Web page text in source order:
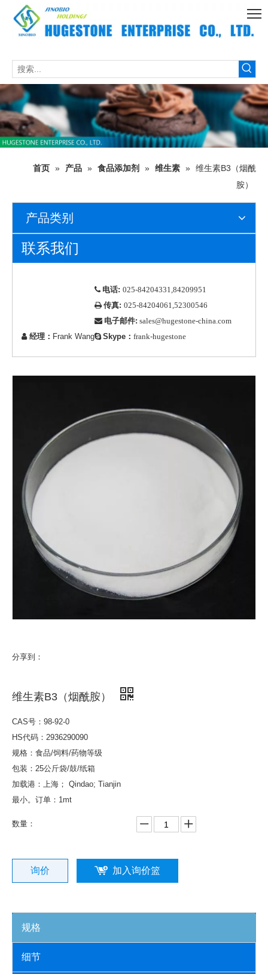
首页 » 产品 » 食品添加剂 » 维生素 » 维生素B3（烟酰
胺）
产品类别
联系我们
 经理： Frank Wang
 电话: 025-84204331,84209951
 传真: 025-84204061,52300546
 电子邮件: sales@hugestone-china.com
Skype： frank-hugestone
分享到：
维生素B3（烟酰胺）
CAS号：98-92-0
HS代码：2936290090
规格：食品/饲料/药物等级
包装：25公斤袋/鼓/纸箱
加载港：上海； Qindao; Tianjin
最小。订单：1mt
数量：
询价 加入询价篮
规格
细节